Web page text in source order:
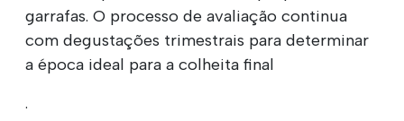
garrafas. O processo de avaliação continua
com degustações trimestrais para determinar
a época ideal para a colheita final
.